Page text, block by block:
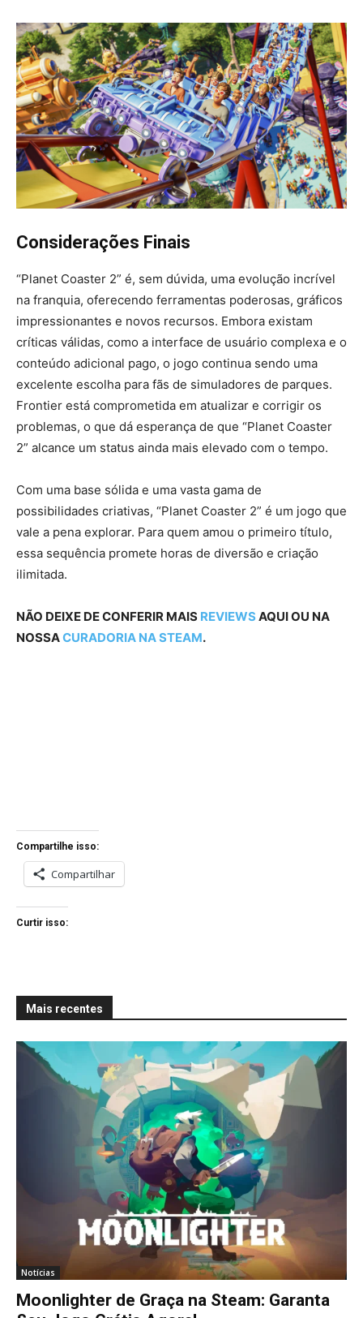
Considerações Finais
“Planet Coaster 2” é, sem dúvida, uma evolução incrível
na franquia, oferecendo ferramentas poderosas, gráficos
impressionantes e novos recursos. Embora existam
críticas válidas, como a interface de usuário complexa e o
conteúdo adicional pago, o jogo continua sendo uma
excelente escolha para fãs de simuladores de parques.
Frontier está comprometida em atualizar e corrigir os
problemas, o que dá esperança de que “Planet Coaster
2” alcance um status ainda mais elevado com o tempo.
Com uma base sólida e uma vasta gama de
possibilidades criativas, “Planet Coaster 2” é um jogo que
vale a pena explorar. Para quem amou o primeiro título,
essa sequência promete horas de diversão e criação
ilimitada.
NÃO DEIXE DE CONFERIR MAIS REVIEWS AQUI OU NA
NOSSACURADORIA NA STEAM.
Compartilhe isso:
Compartilhar
Curtir isso:
Mais recentes
Notícias
Moonlighter de Graça na Steam: Garanta